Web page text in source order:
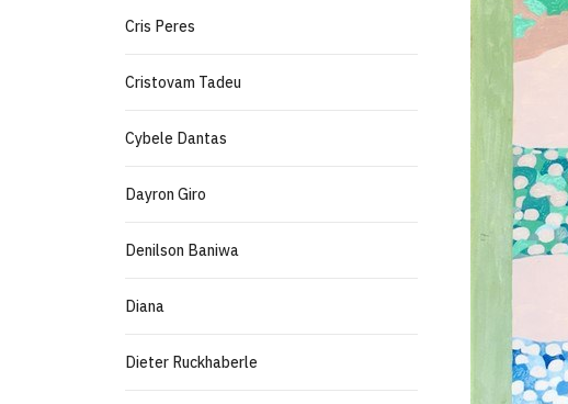
Cris Peres
Cristovam Tadeu
Cybele Dantas
Dayron Giro
Denilson Baniwa
Diana
Dieter Ruckhaberle